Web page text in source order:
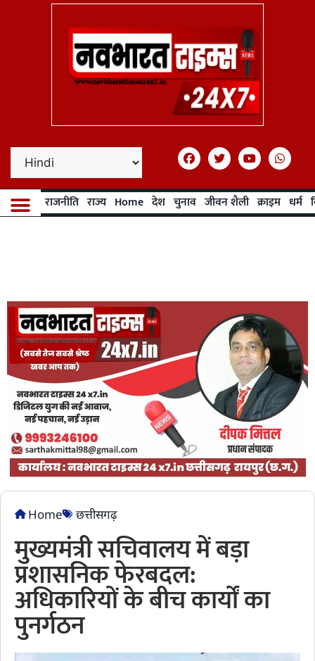
राजनीति राज्य Home देश चुनाव जीवन शैली क्राइम धर्म
Home छत्तीसगढ़
मुख्यमंत्री सचिवालय में बड़ा
प्रशासनिक फेरबदल:
अधिकारियों के बीच कार्यों का
पुनर्गठन